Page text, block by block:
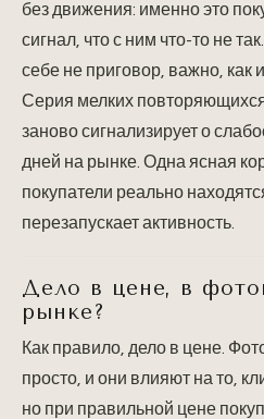
без движения: именно это
сигнал, что с ним что-то не
себе не приговор, важно, как
Серия мелких
заново сигнализирует о
дней на рынке. Одна ясная
покупатели реально
перезапускает активность.
Дело в цене, в
рынке?
Как правило, дело в цене.
просто, и они влияют на то,
но при правильной цене